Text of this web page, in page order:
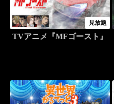
見放題
TVアニメ『MFゴースト』